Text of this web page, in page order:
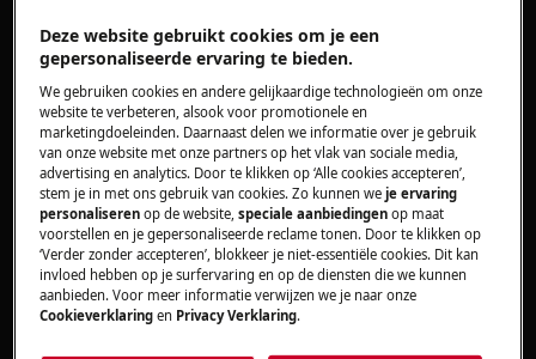
Heeft betrekking op
Oven
Fornuis
Oplossing
Zorg ervoor dat de zekering toereikend is
voor de stroombelasting.
Informeer bij uw elektricien of u de juiste
Deze website gebruikt cookies om je een
gepersonaliseerde ervaring te bieden.
We gebruiken cookies en andere gelijkaardige technologieën om onze
website te verbeteren, alsook voor promotionele en
marketingdoeleinden. Daarnaast delen we informatie over je gebruik
van onze website met onze partners op het vlak van sociale media,
advertising en analytics. Door te klikken op ‘Alle cookies accepteren’,
stem je in met ons gebruik van cookies. Zo kunnen weje ervaring
personaliseren op de website,speciale aanbiedingen op maat
voorstellen en je gepersonaliseerde reclame tonen. Door te klikken op
‘Verder zonder accepteren’, blokkeer je niet-essentiële cookies. Dit kan
invloed hebben op je surfervaring en op de diensten die we kunnen
aanbieden. Voor meer informatie verwijzen we je naar onze
Cookieverklaring en Privacy Verklaring.